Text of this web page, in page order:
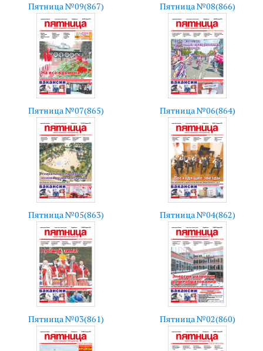
Пятница №09(867) Пятница №08(866)
Пятница №07(865) Пятница №06(864)
Пятница №05(863) Пятница №04(862)
Пятница №03(861) Пятница №02(860)